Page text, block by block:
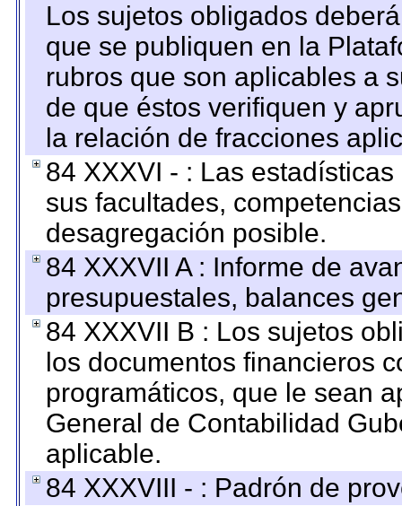
Los sujetos obligados
que se publiquen en la
rubros que son aplicables a
de que éstos verifiquen y
la relación de fracciones
84 XXXVI - : Las
sus facultades,
desagregación posible.
84 XXXVII A : Informe de
presupuestales, balances
84 XXXVII B : Los sujetos
los documentos financieros
programáticos, que le sean
General de Contabilidad
aplicable.
84 XXXVIII - : Padrón de